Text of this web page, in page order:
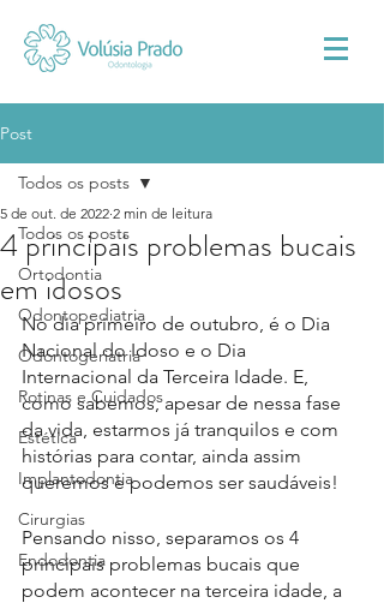
Post
Todos os posts
Ortodontia
Odontopediatria
Odontogeriatria
Rotinas e Cuidados
Estética
Implantodontia
Cirurgias
Endodontia
Todos os posts
4 principais problemas bucais
em idosos
5 de out. de 2022 2 min de leitura
No dia primeiro de outubro, é o Dia
Nacional do Idoso e o Dia
Internacional da Terceira Idade. E,
como sabemos, apesar de nessa fase
da vida, estarmos já tranquilos e com
histórias para contar, ainda assim
queremos e podemos ser saudáveis!
Pensando nisso, separamos os 4
principais problemas bucais que
podem acontecer na terceira idade, a